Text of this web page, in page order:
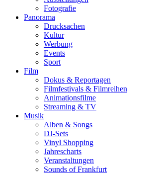
Fotografie
Panorama
Drucksachen
Kultur
Werbung
Events
Sport
Film
Dokus & Reportagen
Filmfestivals & Filmreihen
Animationsfilme
Streaming & TV
Musik
Alben & Songs
DJ-Sets
Vinyl Shopping
Jahrescharts
Veranstaltungen
Sounds of Frankfurt